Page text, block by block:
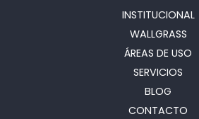
INSTITUCIONAL
WALLGRASS
ÁREAS DE USO
SERVICIOS
BLOG
CONTACTO